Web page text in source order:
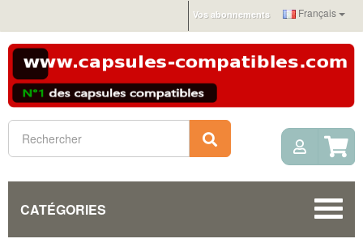
Français
Vos abonnements
Rechercher Mon
CATÉGORIES